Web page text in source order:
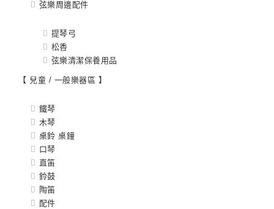
弦樂周邊配件
提琴弓
松香
弦樂清潔保養用品
【 兒童 / 一般樂器區 】
鐵琴
木琴
桌鈴 桌鐘
口琴
直笛
鈴鼓
陶笛
配件